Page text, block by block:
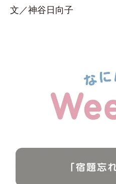
文／神谷日向子